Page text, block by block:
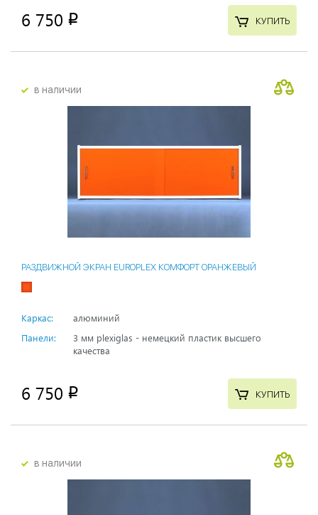
6 750 p КУПИТЬ
в наличии
РАЗДВИЖНОЙ ЭКРАН EUROPLEX КОМФОРТ ОРАНЖЕВЫЙ
Каркас:
алюминий
Панели:
3 мм plexiglas - немецкий пластик высшего
качества
6 750 p КУПИТЬ
в наличии